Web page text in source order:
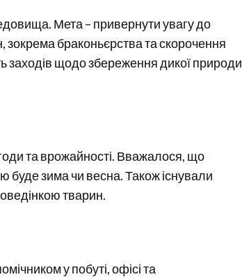
Мета – привернути увагу до
зокрема браконьєрства та скорочення
заходів щодо збереження дикої природи
та врожайності. Вважалося, що
буде зима чи весна. Також існували
тварин.
у побуті, офісі та